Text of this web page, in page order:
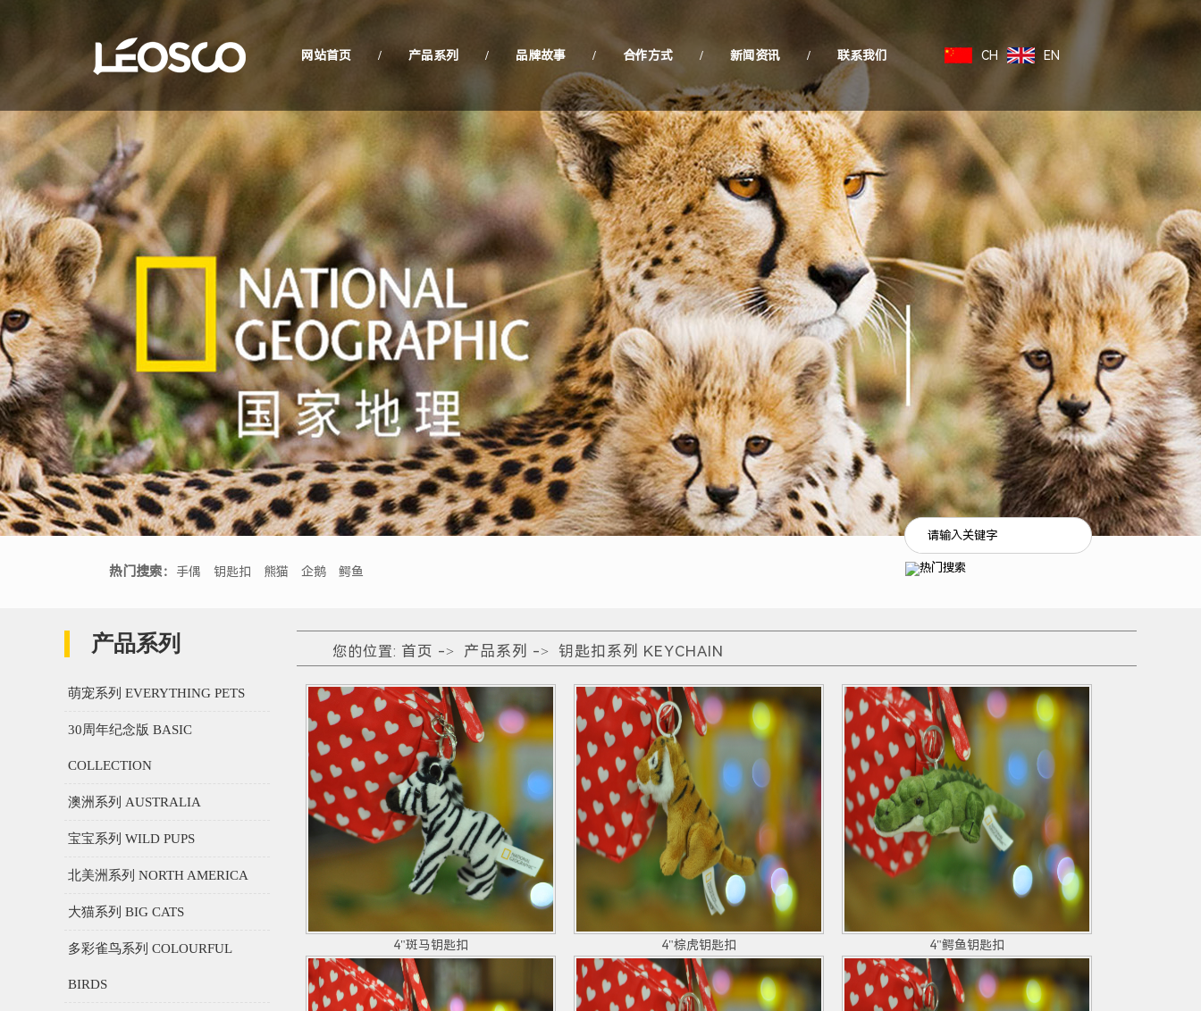
网站首页 / 产品系列 / 品牌故事 / 合作方式 / 新闻资讯 / 联系我们 CH EN
热门搜索： 手偶 钥匙扣 熊猫 企鹅 鳄鱼
产品系列
萌宠系列 EVERYTHING PETS
30周年纪念版 BASIC
COLLECTION
澳洲系列 AUSTRALIA
宝宝系列 WILD PUPS
北美洲系列 NORTH AMERICA
大猫系列 BIG CATS
多彩雀鸟系列 COLOURFUL
BIRDS
您的位置: 首页 -> 产品系列 -> 钥匙扣系列 KEYCHAIN
4"斑马钥匙扣 4"棕虎钥匙扣 4"鳄鱼钥匙扣